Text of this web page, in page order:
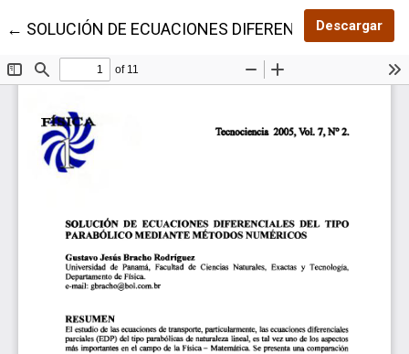
← Volver a los detalles del artículo
SOLUCIÓN DE ECUACIONES DIFERENCIALES DEL
Descargar